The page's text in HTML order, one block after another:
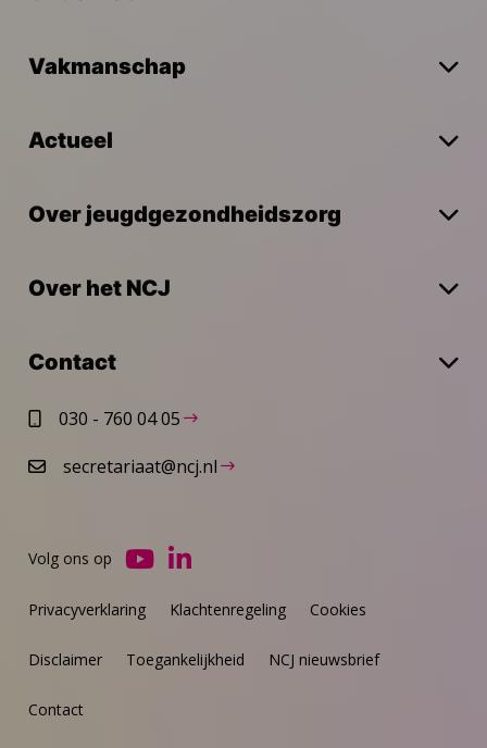
Vakmanschap
Actueel
Over jeugdgezondheidszorg
Over het NCJ
Contact
030 - 760 04 05
secretariaat@ncj.nl
Privacyverklaring Klachtenregeling Cookies
Disclaimer Toegankelijkheid NCJ nieuwsbrief
Contact
Volg ons op
Ga
YouTube
Ga
LinkedIn